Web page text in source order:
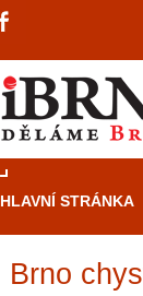
HLAVNÍ STRÁNKA
Brno